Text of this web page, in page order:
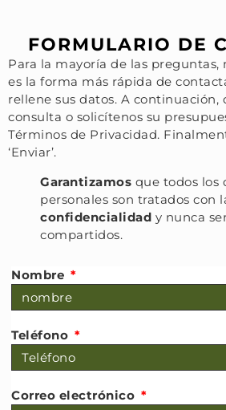
FORMULARIO DE
Nombre
Teléfono
Correo electrónico
Para la mayoría de las
es la forma más rápida de
rellene sus datos. A continuación,
consulta o solicítenos su
Términos de Privacidad.
‘Enviar’.
Garantizamos que todos los
personales son tratados con
confidencialidad y nunca
compartidos.